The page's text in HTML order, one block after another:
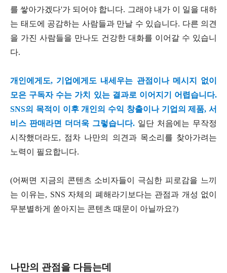
를 쌓아가겠다'가 되어야 합니다. 그래야 내가 이 일을 대하
는 태도에 공감하는 사람들과 만날 수 있습니다. 다른 의견
을 가진 사람들을 만나도 건강한 대화를 이어갈 수 있습니
다.
개인에게도, 기업에게도 내세우는 관점이나 메시지 없이
모은 구독자 수는 가치 있는 결과로 이어지기 어렵습니다.
SNS의 목적이 이후 개인의 수익 창출이나 기업의 제품, 서
비스 판매라면 더더욱 그렇습니다. 일단 처음에는 무작정
시작했더라도, 점차 나만의 의견과 목소리를 찾아가려는
노력이 필요합니다.
(어쩌면 지금의 콘텐츠 소비자들이 극심한 피로감을 느끼
는 이유는, SNS 자체의 폐해라기보다는 관점과 개성 없이
무분별하게 쏟아지는 콘텐츠 때문이 아닐까요?)
나만의 관점을 다듬는데